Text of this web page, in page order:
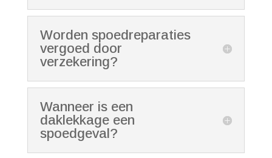
Worden spoedreparaties
vergoed door
verzekering?
Wanneer is een
daklekkage een
spoedgeval?